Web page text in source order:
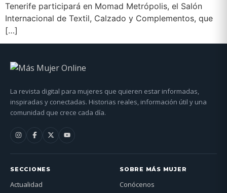
Tenerife participará en Momad Metrópolis, el Salón
Internacional de Textil, Calzado y Complementos, que
[…]
La revista digital para mujeres que quieren estar informadas,
inspiradas y conectadas. Historias reales, información útil y una
comunidad que crece cada día.
SECCIONES
Actualidad
SOBRE MÁS MUJER
Conócenos